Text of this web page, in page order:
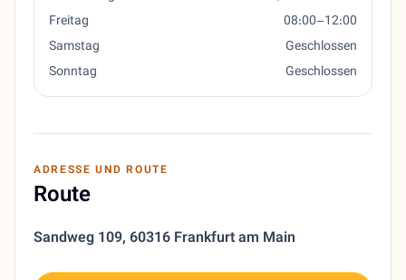
Freitag
08:00–12:00
Samstag
Geschlossen
Sonntag
Geschlossen
ADRESSE UND ROUTE
Route
Sandweg 109, 60316 Frankfurt am Main